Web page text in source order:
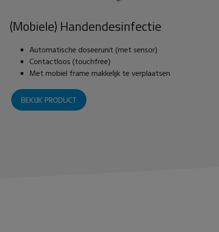
(Mobiele) Handendesinfectie
Automatische doseerunit (met sensor)
Contactloos (touchfree)
Met mobiel frame makkelijk te verplaatsen
BEKIJK PRODUCT